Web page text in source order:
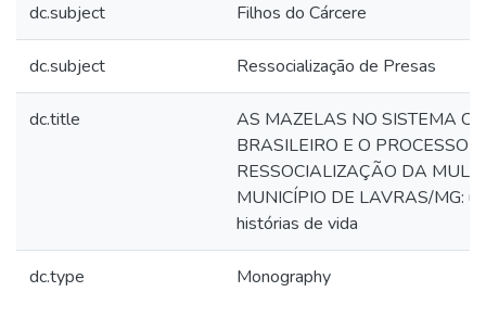
dc.subject Filhos do Cárcere
dc.subject Ressocialização de Presas
dc.title
AS MAZELAS NO SISTEMA
BRASILEIRO E O PROCESSO
RESSOCIALIZAÇÃO DA
MUNICÍPIO DE LAVRAS/MG:
histórias de vida
dc.type Monography